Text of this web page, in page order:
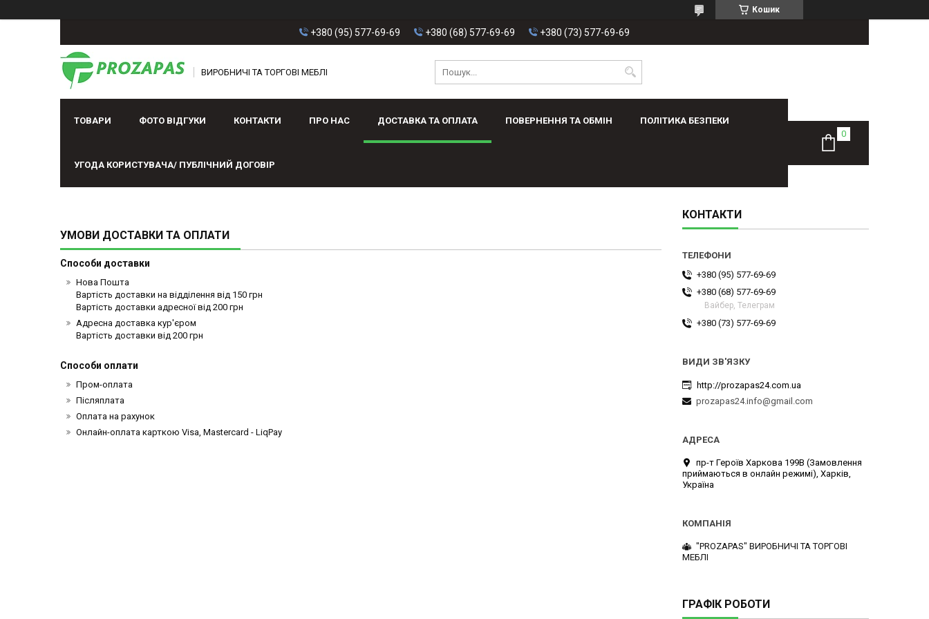
Кошик
+380 (95) 577-69-69 +380 (68) 577-69-69 +380 (73) 577-69-69
ВИРОБНИЧІ ТА ТОРГОВІ МЕБЛІ
ТОВАРИ ФОТО ВІДГУКИ КОНТАКТИ ПРО НАС ДОСТАВКА ТА ОПЛАТА ПОВЕРНЕННЯ ТА ОБМІН ПОЛІТИКА БЕЗПЕКИ
УГОДА КОРИСТУВАЧА/ ПУБЛІЧНИЙ ДОГОВІР
УМОВИ ДОСТАВКИ ТА ОПЛАТИ
Способи доставки
Нова Пошта
Вартість доставки на відділення від 150 грн
Вартість доставки адресної від 200 грн
Адресна доставка кур'єром
Вартість доставки від 200 грн
Способи оплати
Пром-оплата
Післяплата
Оплата на рахунок
Онлайн-оплата карткою Visa, Mastercard - LiqPay
КОНТАКТИ
+380 (95) 577-69-69
+380 (68) 577-69-69
Вайбер, Телеграм
+380 (73) 577-69-69
http://prozapas24.com.ua
prozapas24.info@gmail.com
пр-т Героїв Харкова 199B (Замовлення
приймаються в онлайн режимі), Харків,
Україна
"PROZAPAS" ВИРОБНИЧІ ТА ТОРГОВІ
МЕБЛІ
ГРАФІК РОБОТИ